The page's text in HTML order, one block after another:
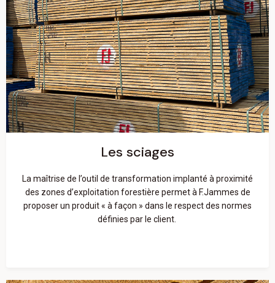
Les sciages
La maîtrise de l’outil de transformation implanté à proximité
des zones d’exploitation forestière permet à F.Jammes de
proposer un produit « à façon » dans le respect des normes
définies par le client.
Les sciages
En savoir plus